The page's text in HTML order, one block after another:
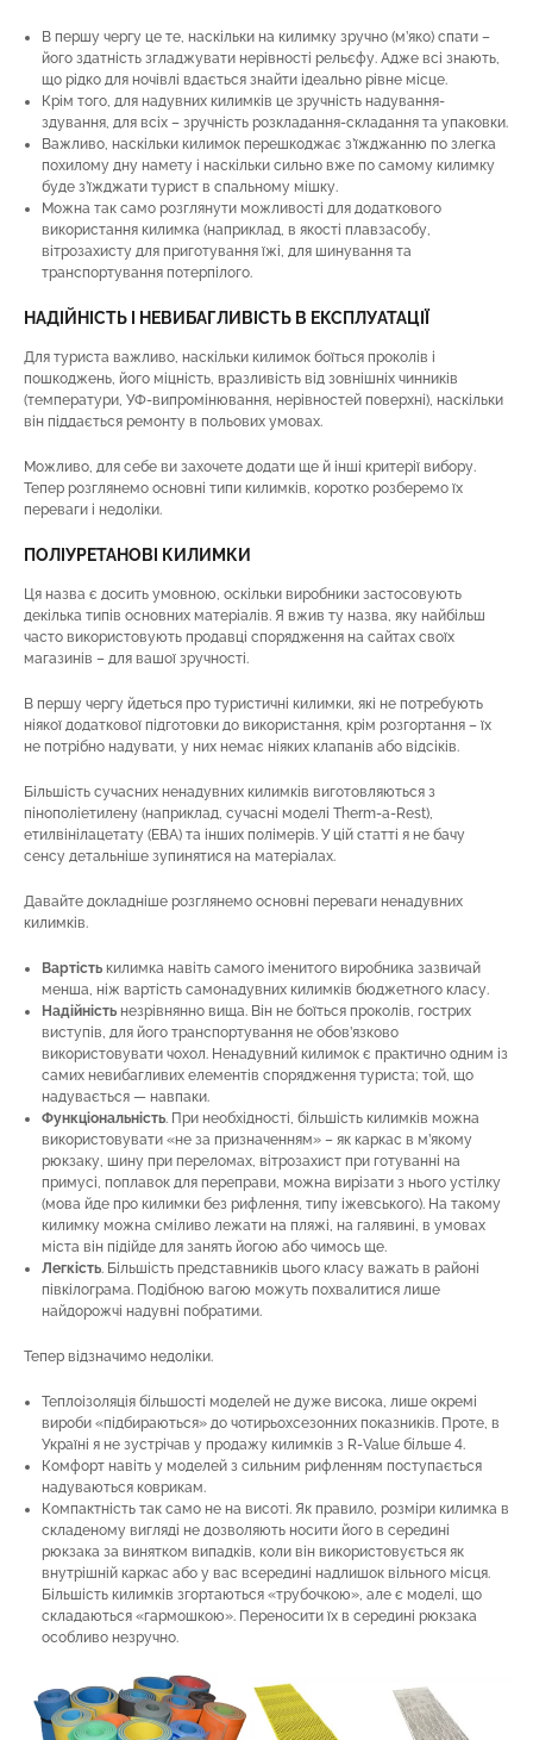
В першу чергу це те, наскільки на килимку зручно (м’яко) спати –
його здатність згладжувати нерівності рельєфу. Адже всі знають,
що рідко для ночівлі вдається знайти ідеально рівне місце.
Крім того, для надувних килимків це зручність надування-
здування, для всіх – зручність розкладання-складання та упаковки.
Важливо, наскільки килимок перешкоджає з’їжджанню по злегка
похилому дну намету і наскільки сильно вже по самому килимку
буде з’їжджати турист в спальному мішку.
Можна так само розглянути можливості для додаткового
використання килимка (наприклад, в якості плавзасобу,
вітрозахисту для приготування їжі, для шинування та
транспортування потерпілого.
НАДІЙНІСТЬ І НЕВИБАГЛИВІСТЬ В ЕКСПЛУАТАЦІЇ
Для туриста важливо, наскільки килимок боїться проколів і
пошкоджень, його міцність, вразливість від зовнішніх чинників
(температури, УФ-випромінювання, нерівностей поверхні), наскільки
він піддається ремонту в польових умовах.
Можливо, для себе ви захочете додати ще й інші критерії вибору.
Тепер розглянемо основні типи килимків, коротко розберемо їх
переваги і недоліки.
ПОЛІУРЕТАНОВІ КИЛИМКИ
Ця назва є досить умовною, оскільки виробники застосовують
декілька типів основних матеріалів. Я вжив ту назва, яку найбільш
часто використовують продавці спорядження на сайтах своїх
магазинів – для вашої зручності.
В першу чергу йдеться про туристичні килимки, які не потребують
ніякої додаткової підготовки до використання, крім розгортання – їх
не потрібно надувати, у них немає ніяких клапанів або відсіків.
Більшість сучасних ненадувних килимків виготовляються з
пінополіетилену (наприклад, сучасні моделі Therm-a-Rest),
етилвінілацетату (ЕВА) та інших полімерів. У цій статті я не бачу
сенсу детальніше зупинятися на матеріалах.
Давайте докладніше розглянемо основні переваги ненадувних
килимків.
Вартість килимка навіть самого іменитого виробника зазвичай
менша, ніж вартість самонадувних килимків бюджетного класу.
Надійність незрівнянно вища. Він не боїться проколів, гострих
виступів, для його транспортування не обов’язково
використовувати чохол. Ненадувний килимок є практично одним із
самих невибагливих елементів спорядження туриста; той, що
надувається — навпаки.
Функціональність. При необхідності, більшість килимків можна
використовувати «не за призначенням» – як каркас в м’якому
рюкзаку, шину при переломах, вітрозахист при готуванні на
примусі, поплавок для переправи, можна вирізати з нього устілку
(мова йде про килимки без рифлення, типу іжевського). На такому
килимку можна сміливо лежати на пляжі, на галявині, в умовах
міста він підійде для занять йогою або чимось ще.
Легкість. Більшість представників цього класу важать в районі
півкілограма. Подібною вагою можуть похвалитися лише
найдорожчі надувні побратими.
Тепер відзначимо недоліки.
Теплоізоляція більшості моделей не дуже висока, лише окремі
вироби «підбираються» до чотирьохсезонних показників. Проте, в
Україні я не зустрічав у продажу килимків з R-Value більше 4.
Комфорт навіть у моделей з сильним рифленням поступається
надуваються коврикам.
Компактність так само не на висоті. Як правило, розміри килимка в
складеному вигляді не дозволяють носити його в середині
рюкзака за винятком випадків, коли він використовується як
внутрішній каркас або у вас всередині надлишок вільного місця.
Більшість килимків згортаються «трубочкою», але є моделі, що
складаються «гармошкою». Переносити їх в середині рюкзака
особливо незручно.